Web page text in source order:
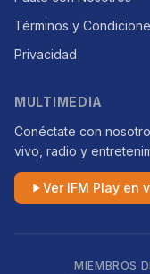
Términos y
Privacidad
MULTIMEDIA
Conéctate con
vivo, radio y
Ver IFM Play en
MIEMBROS